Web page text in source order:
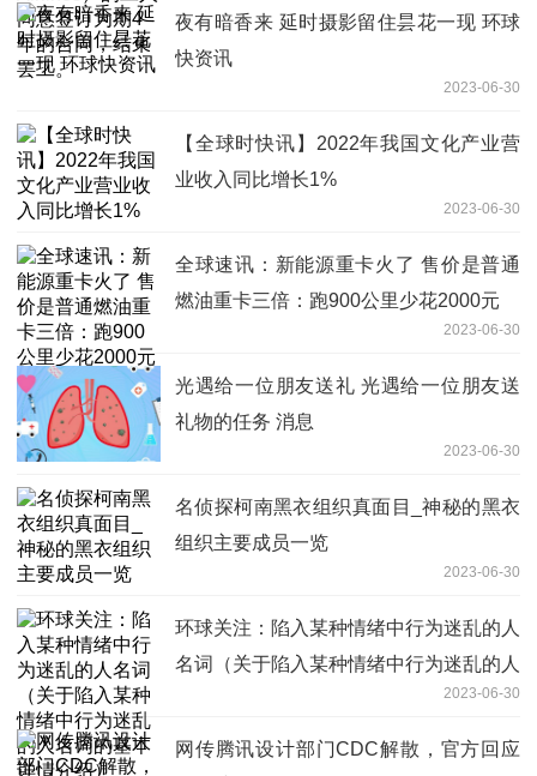
夜有暗香来 延时摄影留住昙花一现 环球
快资讯
2023-06-30
【全球时快讯】2022年我国文化产业营
业收入同比增长1%
2023-06-30
全球速讯：新能源重卡火了 售价是普通
燃油重卡三倍：跑900公里少花2000元
2023-06-30
光遇给一位朋友送礼 光遇给一位朋友送
礼物的任务 消息
2023-06-30
名侦探柯南黑衣组织真面目_神秘的黑衣
组织主要成员一览
2023-06-30
环球关注：陷入某种情绪中行为迷乱的人
名词（关于陷入某种情绪中行为迷乱的人
2023-06-30
网传腾讯设计部门CDC解散，官方回应